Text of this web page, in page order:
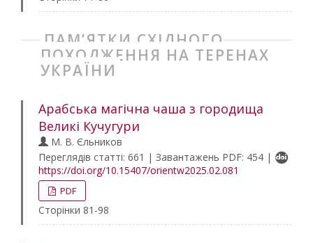
ПАМ’ЯТКИ СХІДНОГО
ПОХОДЖЕННЯ НА ТЕРЕНАХ
УКРАЇНИ
Арабська магічна чаша з городища
Великі Кучугури
М. В. Єльников
Переглядів статті: 661 | Завантажень PDF: 454 |
https://doi.org/10.15407/orientw2025.02.081
PDF
Сторінки 81-98